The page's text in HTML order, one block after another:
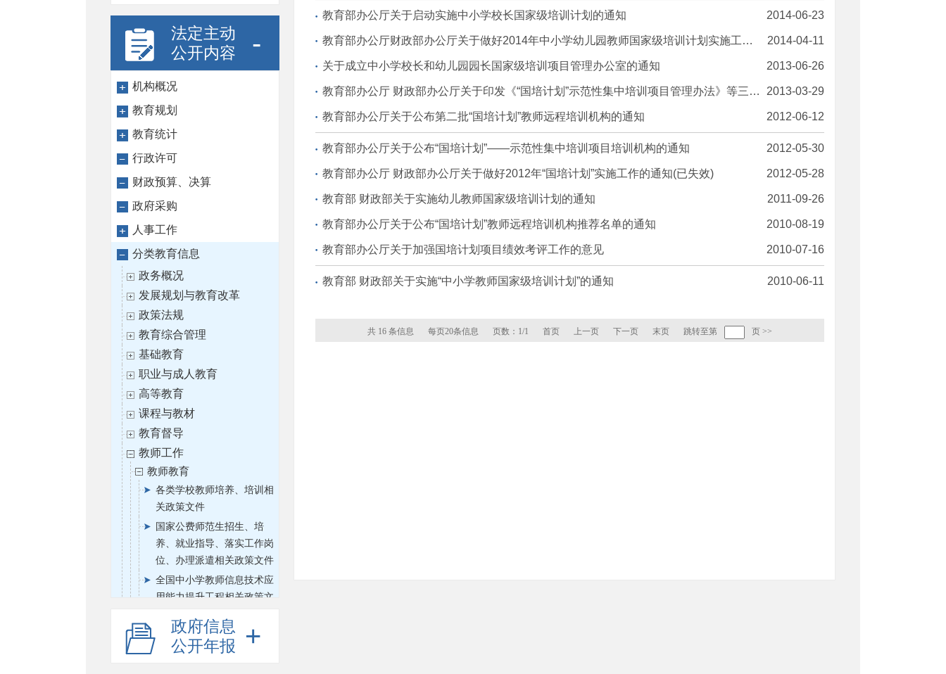
法定主动
公开内容
机构概况
教育规划
教育统计
行政许可
财政预算、决算
政府采购
人事工作
分类教育信息
政务概况
发展规划与教育改革
政策法规
教育综合管理
基础教育
职业与成人教育
高等教育
课程与教材
教育督导
教师工作
教师教育
各类学校教师培养、培训相
关政策文件
国家公费师范生招生、培
养、就业指导、落实工作岗
位、办理派遣相关政策文件
全国中小学教师信息技术应
用能力提升工程相关政策文
职业院校教师素质提高计划
项目相关政策文件
政府信息
公开年报
2014-06-23
教育部办公厅关于启动实施中小学校长国家级培训计划的通知
2014-04-11
教育部办公厅财政部办公厅关于做好2014年中小学幼儿园教师国家级培训计划实施工作的通知(已失效)
2013-06-26
关于成立中小学校长和幼儿园园长国家级培训项目管理办公室的通知
2013-03-29
教育部办公厅 财政部办公厅关于印发《“国培计划”示范性集中培训项目管理办法》等三个文件的通知
2012-06-12
教育部办公厅关于公布第二批“国培计划”教师远程培训机构的通知
2012-05-30
教育部办公厅关于公布“国培计划”——示范性集中培训项目培训机构的通知
2012-05-28
教育部办公厅 财政部办公厅关于做好2012年“国培计划”实施工作的通知(已失效)
2011-09-26
教育部 财政部关于实施幼儿教师国家级培训计划的通知
2010-08-19
教育部办公厅关于公布“国培计划”教师远程培训机构推荐名单的通知
2010-07-16
教育部办公厅关于加强国培计划项目绩效考评工作的意见
2010-06-11
教育部 财政部关于实施“中小学教师国家级培训计划”的通知
共 16 条信息 每页20条信息 页数：1/1 首页 上一页 下一页 末页 跳转至第 页 >>